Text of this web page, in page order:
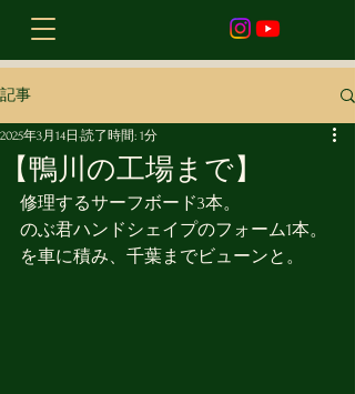
記事
【鴨川の工場まで】
2025年3月14日 読了時間: 1分
修理するサーフボード3本。
のぶ君ハンドシェイプのフォーム1本。
を車に積み、千葉までビューンと。